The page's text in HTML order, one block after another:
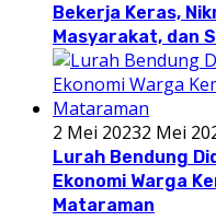
Bekerja Keras,
Masyarakat, dan
2 Mei 20232 Mei
Lurah Bendung
Ekonomi Warga
Mataraman